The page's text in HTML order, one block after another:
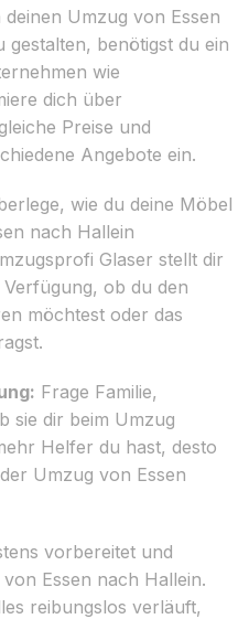
deinen Umzug von Essen
benötigst du ein
wie
dich über
Preise und
Angebote ein.
wie du deine Möbel
nach Hallein
Glaser stellt dir
ob du den
möchtest oder das
Frage Familie,
sie dir beim Umzug
Helfer du hast, desto
Umzug von Essen
vorbereitet und
Essen nach Hallein.
reibungslos verläuft,